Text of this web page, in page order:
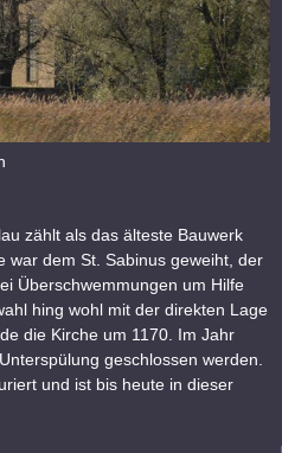
zählt als das älteste Bauwerk
war dem St. Sabinus geweiht, der
Überschwemmungen um Hilfe
hing wohl mit der direkten Lage
die Kirche um 1170. Im Jahr
geschlossen werden.
und ist bis heute in dieser